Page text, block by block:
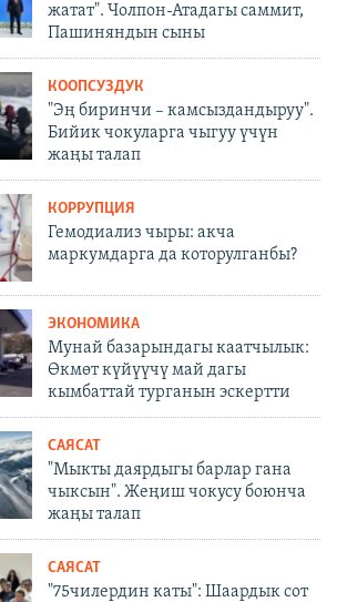
жатат". Чолпон-Атадагы саммит,
Пашиняндын сыны
КООПСУЗДУК
"Эң биринчи – камсыздандыруу".
Бийик чокуларга чыгуу үчүн
жаңы талап
КОРРУПЦИЯ
Гемодиализ чыры: акча
маркумдарга да которулганбы?
ЭКОНОМИКА
Мунай базарындагы каатчылык:
Өкмөт күйүүчү май дагы
кымбаттай турганын эскертти
САЯСАТ
"Мыкты даярдыгы барлар гана
чыксын". Жеңиш чокусу боюнча
жаңы талап
САЯСАТ
"75чилердин каты": Шаардык сот